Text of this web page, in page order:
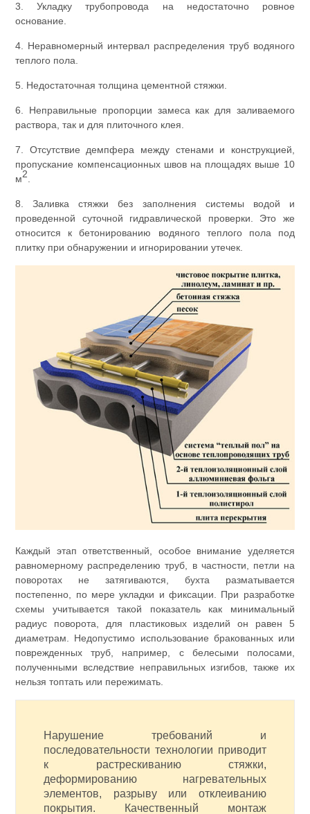
3. Укладку трубопровода на недостаточно ровное
основание.
4. Неравномерный интервал распределения труб водяного
теплого пола.
5. Недостаточная толщина цементной стяжки.
6. Неправильные пропорции замеса как для заливаемого
раствора, так и для плиточного клея.
7. Отсутствие демпфера между стенами и конструкцией,
пропускание компенсационных швов на площадях выше 10
м2
8. Заливка стяжки без заполнения системы водой и
проведенной суточной гидравлической проверки. Это же
относится к бетонированию водяного теплого пола под
плитку при обнаружении и игнорировании утечек.
Каждый этап ответственный, особое внимание уделяется
равномерному распределению труб, в частности, петли на
поворотах не затягиваются, бухта разматывается
постепенно, по мере укладки и фиксации. При разработке
схемы учитывается такой показатель как минимальный
радиус поворота, для пластиковых изделий он равен 5
диаметрам. Недопустимо использование бракованных или
поврежденных труб, например, с белесыми полосами,
полученными вследствие неправильных изгибов, также их
нельзя топтать или пережимать.
Нарушение требований и
последовательности технологии приводит
к растрескиванию стяжки,
деформированию нагревательных
элементов, разрыву или отклеиванию
покрытия. Качественный монтаж